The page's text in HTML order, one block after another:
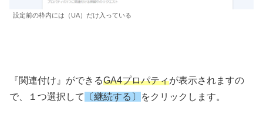
設定前の枠内には（UA）だけ入っている
『関連付け』ができるGA4プロパティが表示されますの
で、１つ選択して
〔継続する〕 をクリックします。